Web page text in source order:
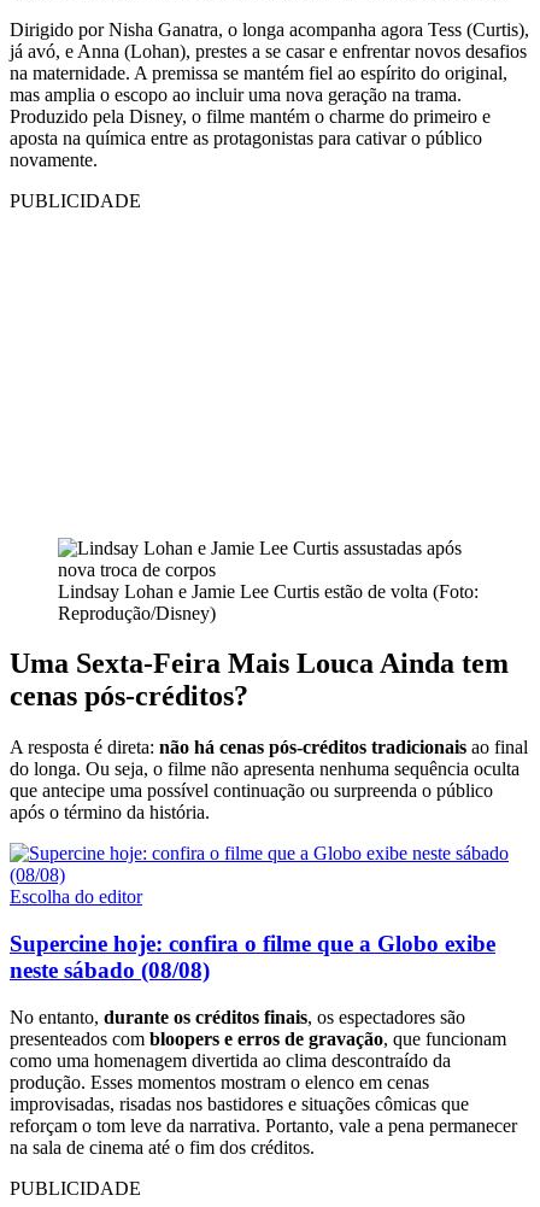
Dirigido por Nisha Ganatra, o longa acompanha agora Tess (Curtis),
já avó, e Anna (Lohan), prestes a se casar e enfrentar novos desafios
na maternidade. A premissa se mantém fiel ao espírito do original,
mas amplia o escopo ao incluir uma nova geração na trama.
Produzido pela Disney, o filme mantém o charme do primeiro e
aposta na química entre as protagonistas para cativar o público
novamente.
PUBLICIDADE
Lindsay Lohan e Jamie Lee Curtis estão de volta (Foto:
Reprodução/Disney)
Uma Sexta-Feira Mais Louca Ainda tem
cenas pós-créditos?
A resposta é direta: não há cenas pós-créditos tradicionais ao final
do longa. Ou seja, o filme não apresenta nenhuma sequência oculta
que antecipe uma possível continuação ou surpreenda o público
após o término da história.
Escolha do editor
Supercine hoje: confira o filme que a Globo exibe
neste sábado (08/08)
No entanto, durante os créditos finais, os espectadores são
presenteados com bloopers e erros de gravação, que funcionam
como uma homenagem divertida ao clima descontraído da
produção. Esses momentos mostram o elenco em cenas
improvisadas, risadas nos bastidores e situações cômicas que
reforçam o tom leve da narrativa. Portanto, vale a pena permanecer
na sala de cinema até o fim dos créditos.
PUBLICIDADE